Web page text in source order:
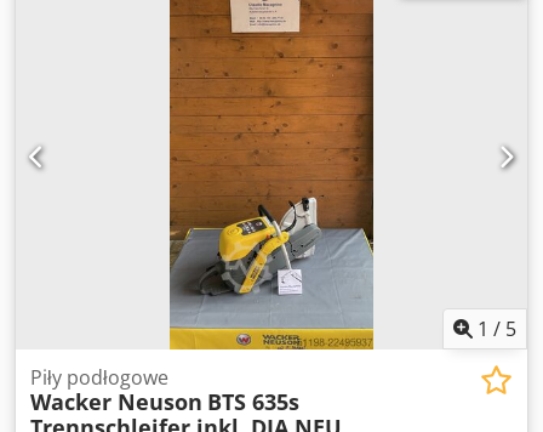
1 / 5
Piły podłogowe
Wacker Neuson BTS 635s